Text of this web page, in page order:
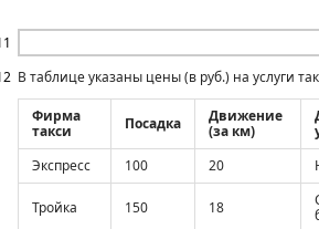
В таблице указаны цены (в руб.) на услуги
Фирма
такси
Посадка
Движение
(за км)
Экспресс
100 20
Тройка 150 18